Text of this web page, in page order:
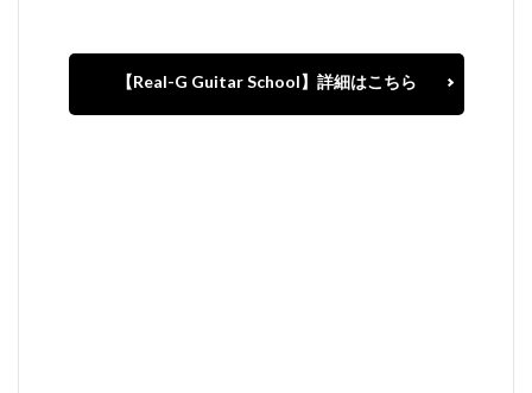
【Real-G Guitar School】詳細はこちら